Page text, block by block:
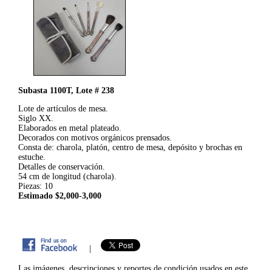
Subasta 1100T, Lote # 238
Lote de artículos de mesa.
Siglo XX.
Elaborados en metal plateado.
Decorados con motivos orgánicos prensados.
Consta de: charola, platón, centro de mesa, depósito y brochas en
estuche.
Detalles de conservación.
54 cm de longitud (charola).
Piezas: 10
Estimado $2,000-3,000
|